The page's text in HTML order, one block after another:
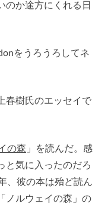
のか途方にくれる日
をうろうろしてネ
春樹氏のエッセイで
の森 」を読んだ。感
と気に入ったのだろ
、彼の本は殆ど読ん
ノルウェイの森」の